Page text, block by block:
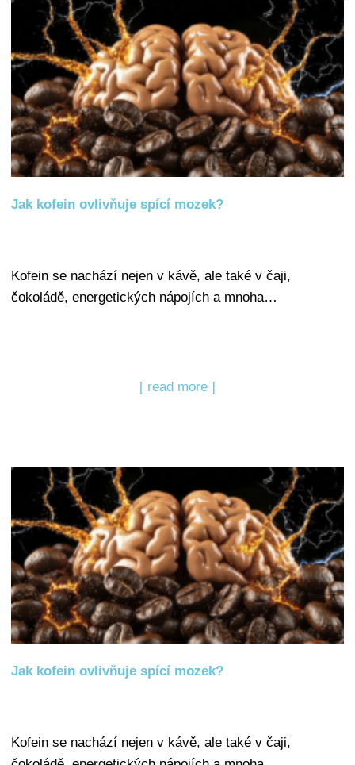
Jak kofein ovlivňuje spící mozek?
Kofein se nachází nejen v kávě, ale také v čaji,
čokoládě, energetických nápojích a mnoha…
[ read more ]
Jak kofein ovlivňuje spící mozek?
Kofein se nachází nejen v kávě, ale také v čaji,